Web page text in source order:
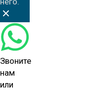
Звоните
нам
или